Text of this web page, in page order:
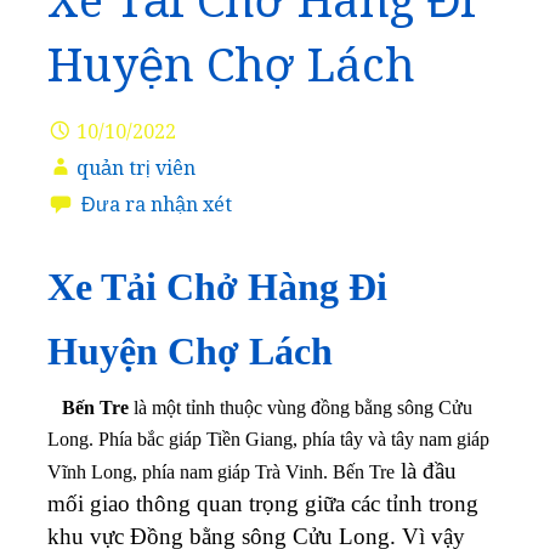
Huyện Chợ Lách
10/10/2022
quản trị viên
Đưa ra nhận xét
Xe Tải Chở Hàng Đi
Huyện Chợ Lách
Bến Tre là một tỉnh thuộc vùng đồng bằng sông Cửu
Long. Phía bắc giáp Tiền Giang, phía tây và tây nam giáp
Vĩnh Long, phía nam giáp Trà Vinh. Bến Tre là đầu
mối giao thông quan trọng giữa các tỉnh trong
khu vực Đồng bằng sông Cửu Long. Vì vậy